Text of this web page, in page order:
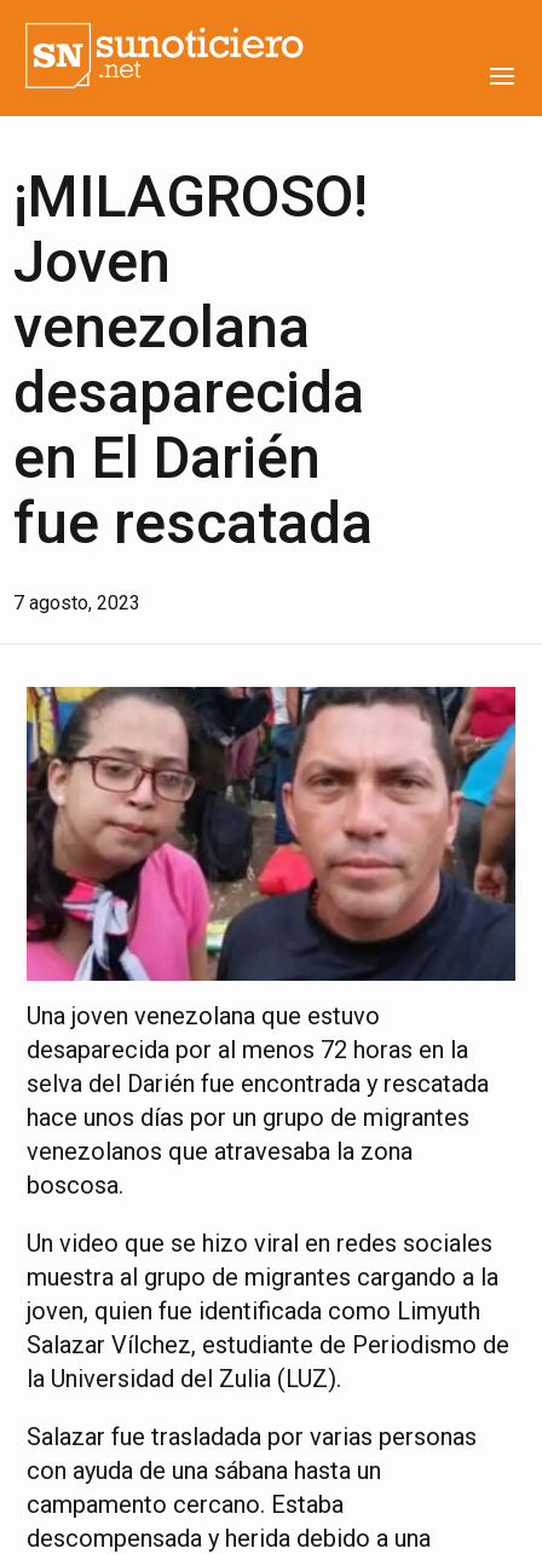
¡MILAGROSO!
Joven
venezolana
desaparecida
en El Darién
fue rescatada
7 agosto, 2023
Una joven venezolana que estuvo
desaparecida por al menos 72 horas en la
selva del Darién fue encontrada y rescatada
hace unos días por un grupo de migrantes
venezolanos que atravesaba la zona
boscosa.
Un video que se hizo viral en redes sociales
muestra al grupo de migrantes cargando a la
joven, quien fue identificada como Limyuth
Salazar Vílchez, estudiante de Periodismo de
la Universidad del Zulia (LUZ).
Salazar fue trasladada por varias personas
con ayuda de una sábana hasta un
campamento cercano. Estaba
descompensada y herida debido a una